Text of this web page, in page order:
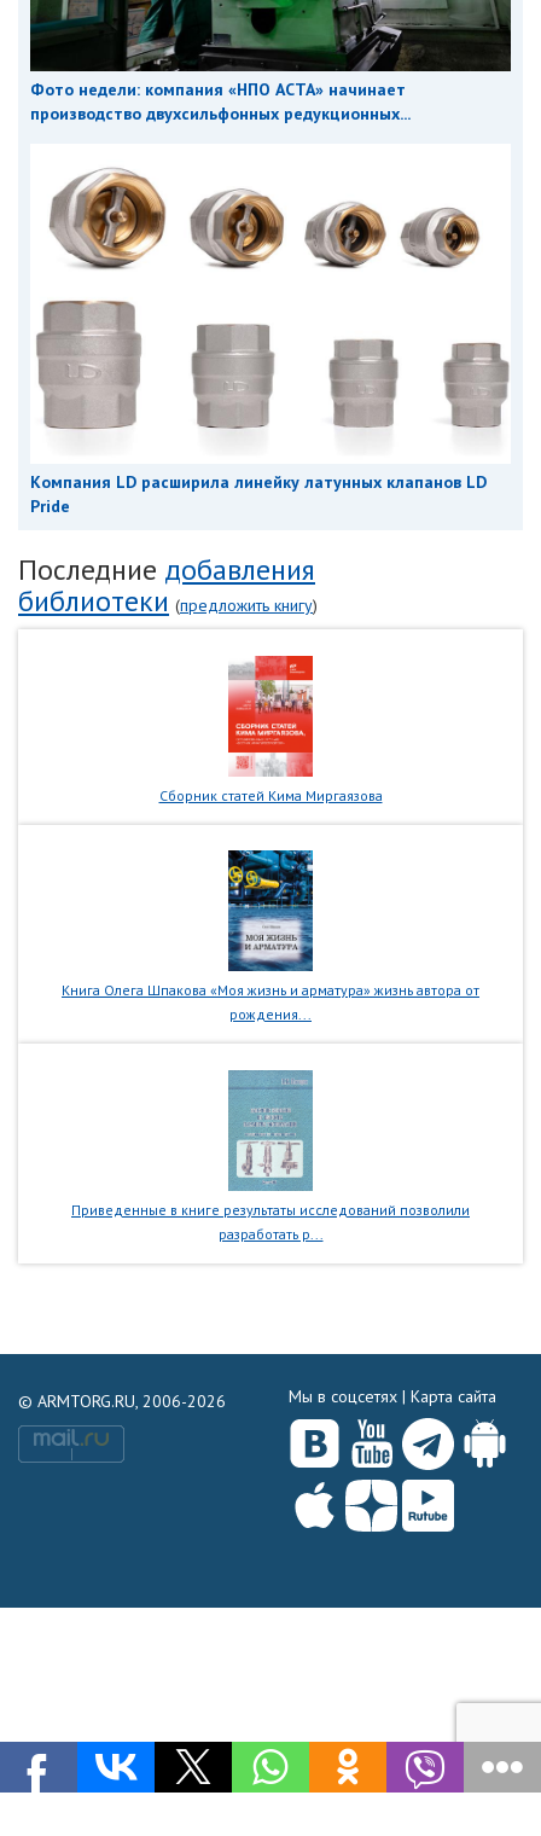
Фото недели: компания «НПО АСТА» начинает
производство двухсильфонных редукционных...
Компания LD расширила линейку латунных клапанов LD
Pride
Последние добавления
библиотеки (предложить книгу)
Сборник статей Кима Миргаязова
Книга Олега Шпакова «Моя жизнь и арматура» жизнь автора от
рождения...
Приведенные в книге результаты исследований позволили
разработать р...
© ARMTORG.RU, 2006-2026 Мы в соцсетях | Карта сайта